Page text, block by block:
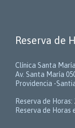
Reserva de
Clínica Santa María
Av. Santa María
Providencia -
Reserva de Horas:
Reserva de Horas